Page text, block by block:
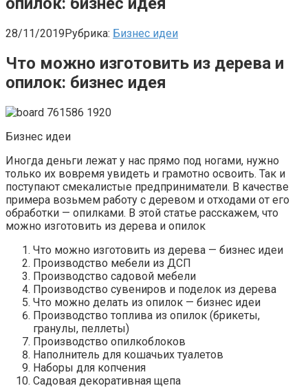
28/11/2019Рубрика: Бизнес идеи
Что можно изготовить из дерева и
опилок: бизнес идея
Бизнес идеи
Иногда деньги лежат у нас прямо под ногами, нужно
только их вовремя увидеть и грамотно освоить. Так и
поступают смекалистые предприниматели. В качестве
примера возьмем работу с деревом и отходами от его
обработки — опилками. В этой статье расскажем, что
можно изготовить из дерева и опилок
Что можно изготовить из дерева — бизнес идеи
Производство мебели из ДСП
Производство садовой мебели
Производство сувениров и поделок из дерева
Что можно делать из опилок — бизнес идеи
Производство топлива из опилок (брикеты,
гранулы, пеллеты)
Производство опилкоблоков
Наполнитель для кошачьих туалетов
Наборы для копчения
Садовая декоративная щепа